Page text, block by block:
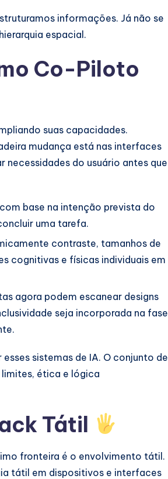
informações. Já não se
espacial.
Co-Piloto
suas capacidades.
mudança está nas interfaces
do usuário antes que
base na intenção prevista do
uma tarefa.
contraste, tamanhos de
cognitivas e físicas individuais em
agora podem escanear designs
seja incorporada na fase
sistemas de IA. O conjunto de
limites, ética e lógica
Tátil
fronteira é o envolvimento tátil.
tátil em dispositivos e interfaces